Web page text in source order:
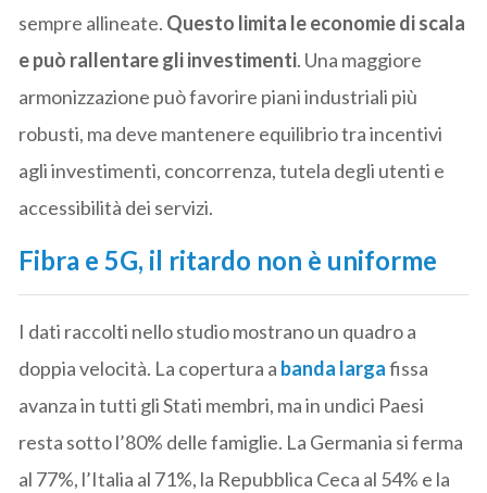
sempre allineate. Questo limita le economie di scala
e può rallentare gli investimenti. Una maggiore
armonizzazione può favorire piani industriali più
robusti, ma deve mantenere equilibrio tra incentivi
agli investimenti, concorrenza, tutela degli utenti e
accessibilità dei servizi.
Fibra e 5G, il ritardo non è uniforme
I dati raccolti nello studio mostrano un quadro a
doppia velocità. La copertura a banda largafissa
avanza in tutti gli Stati membri, ma in undici Paesi
resta sotto l’80% delle famiglie. La Germania si ferma
al 77%, l’Italia al 71%, la Repubblica Ceca al 54% e la